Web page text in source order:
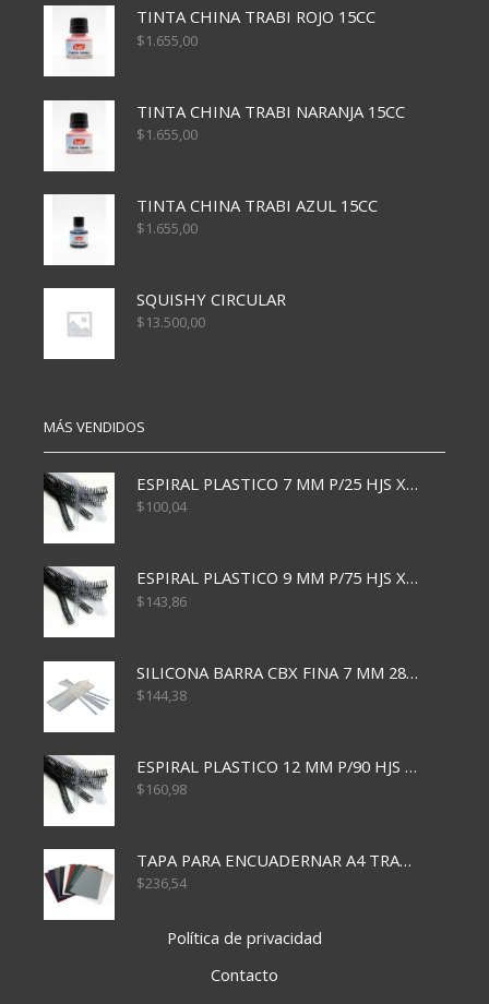
TINTA CHINA TRABI ROJO 15CC
$1.655,00
TINTA CHINA TRABI NARANJA 15CC
$1.655,00
TINTA CHINA TRABI AZUL 15CC
$1.655,00
SQUISHY CIRCULAR
$13.500,00
MÁS VENDIDOS
ESPIRAL PLASTICO 7 MM P/25 HJS X50x3000
$100,04
ESPIRAL PLASTICO 9 MM P/75 HJS X50X2400
$143,86
SILICONA BARRA CBX FINA 7 MM 28 CM
$144,38
ESPIRAL PLASTICO 12 MM P/90 HJS X50X1500
$160,98
TAPA PARA ENCUADERNAR A4 TRANSP x50x500
$236,54
Política de privacidad
Contacto